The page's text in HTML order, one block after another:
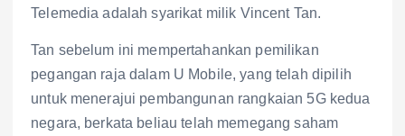
Telemedia adalah syarikat milik Vincent Tan.
Tan sebelum ini mempertahankan pemilikan
pegangan raja dalam U Mobile, yang telah dipilih
untuk menerajui pembangunan rangkaian 5G kedua
negara, berkata beliau telah memegang saham